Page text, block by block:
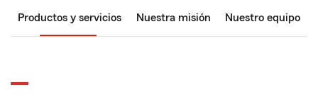
Productos y servicios Nuestra misión Nuestro equipo